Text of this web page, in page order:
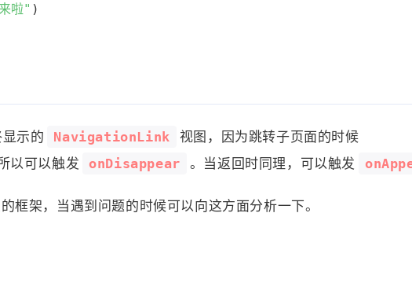
啦" )
示的 NavigationLink 视图，因为跳转子页面的时候
以可以触发 onDisappear 。当返回时同理，可以触发
框架，当遇到问题的时候可以向这方面分析一下。